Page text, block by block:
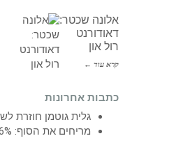
אלונה שכטר:
דאודורנט
רול און
קרא עוד ←
כתבות אחרונות
גלית גוטמן חוזרת